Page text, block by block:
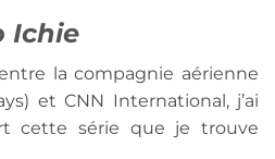
Ichie
la compagnie aérienne
et CNN International, j’ai
cette série que je trouve